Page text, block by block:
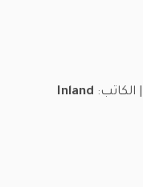
| الكاتب: Inland